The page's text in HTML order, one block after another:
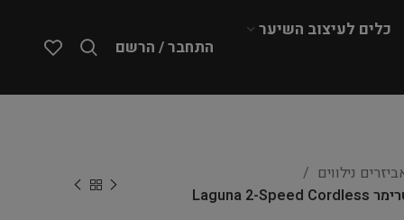
כלים לעיצוב השיער
התחבר / הרשם
נילווים